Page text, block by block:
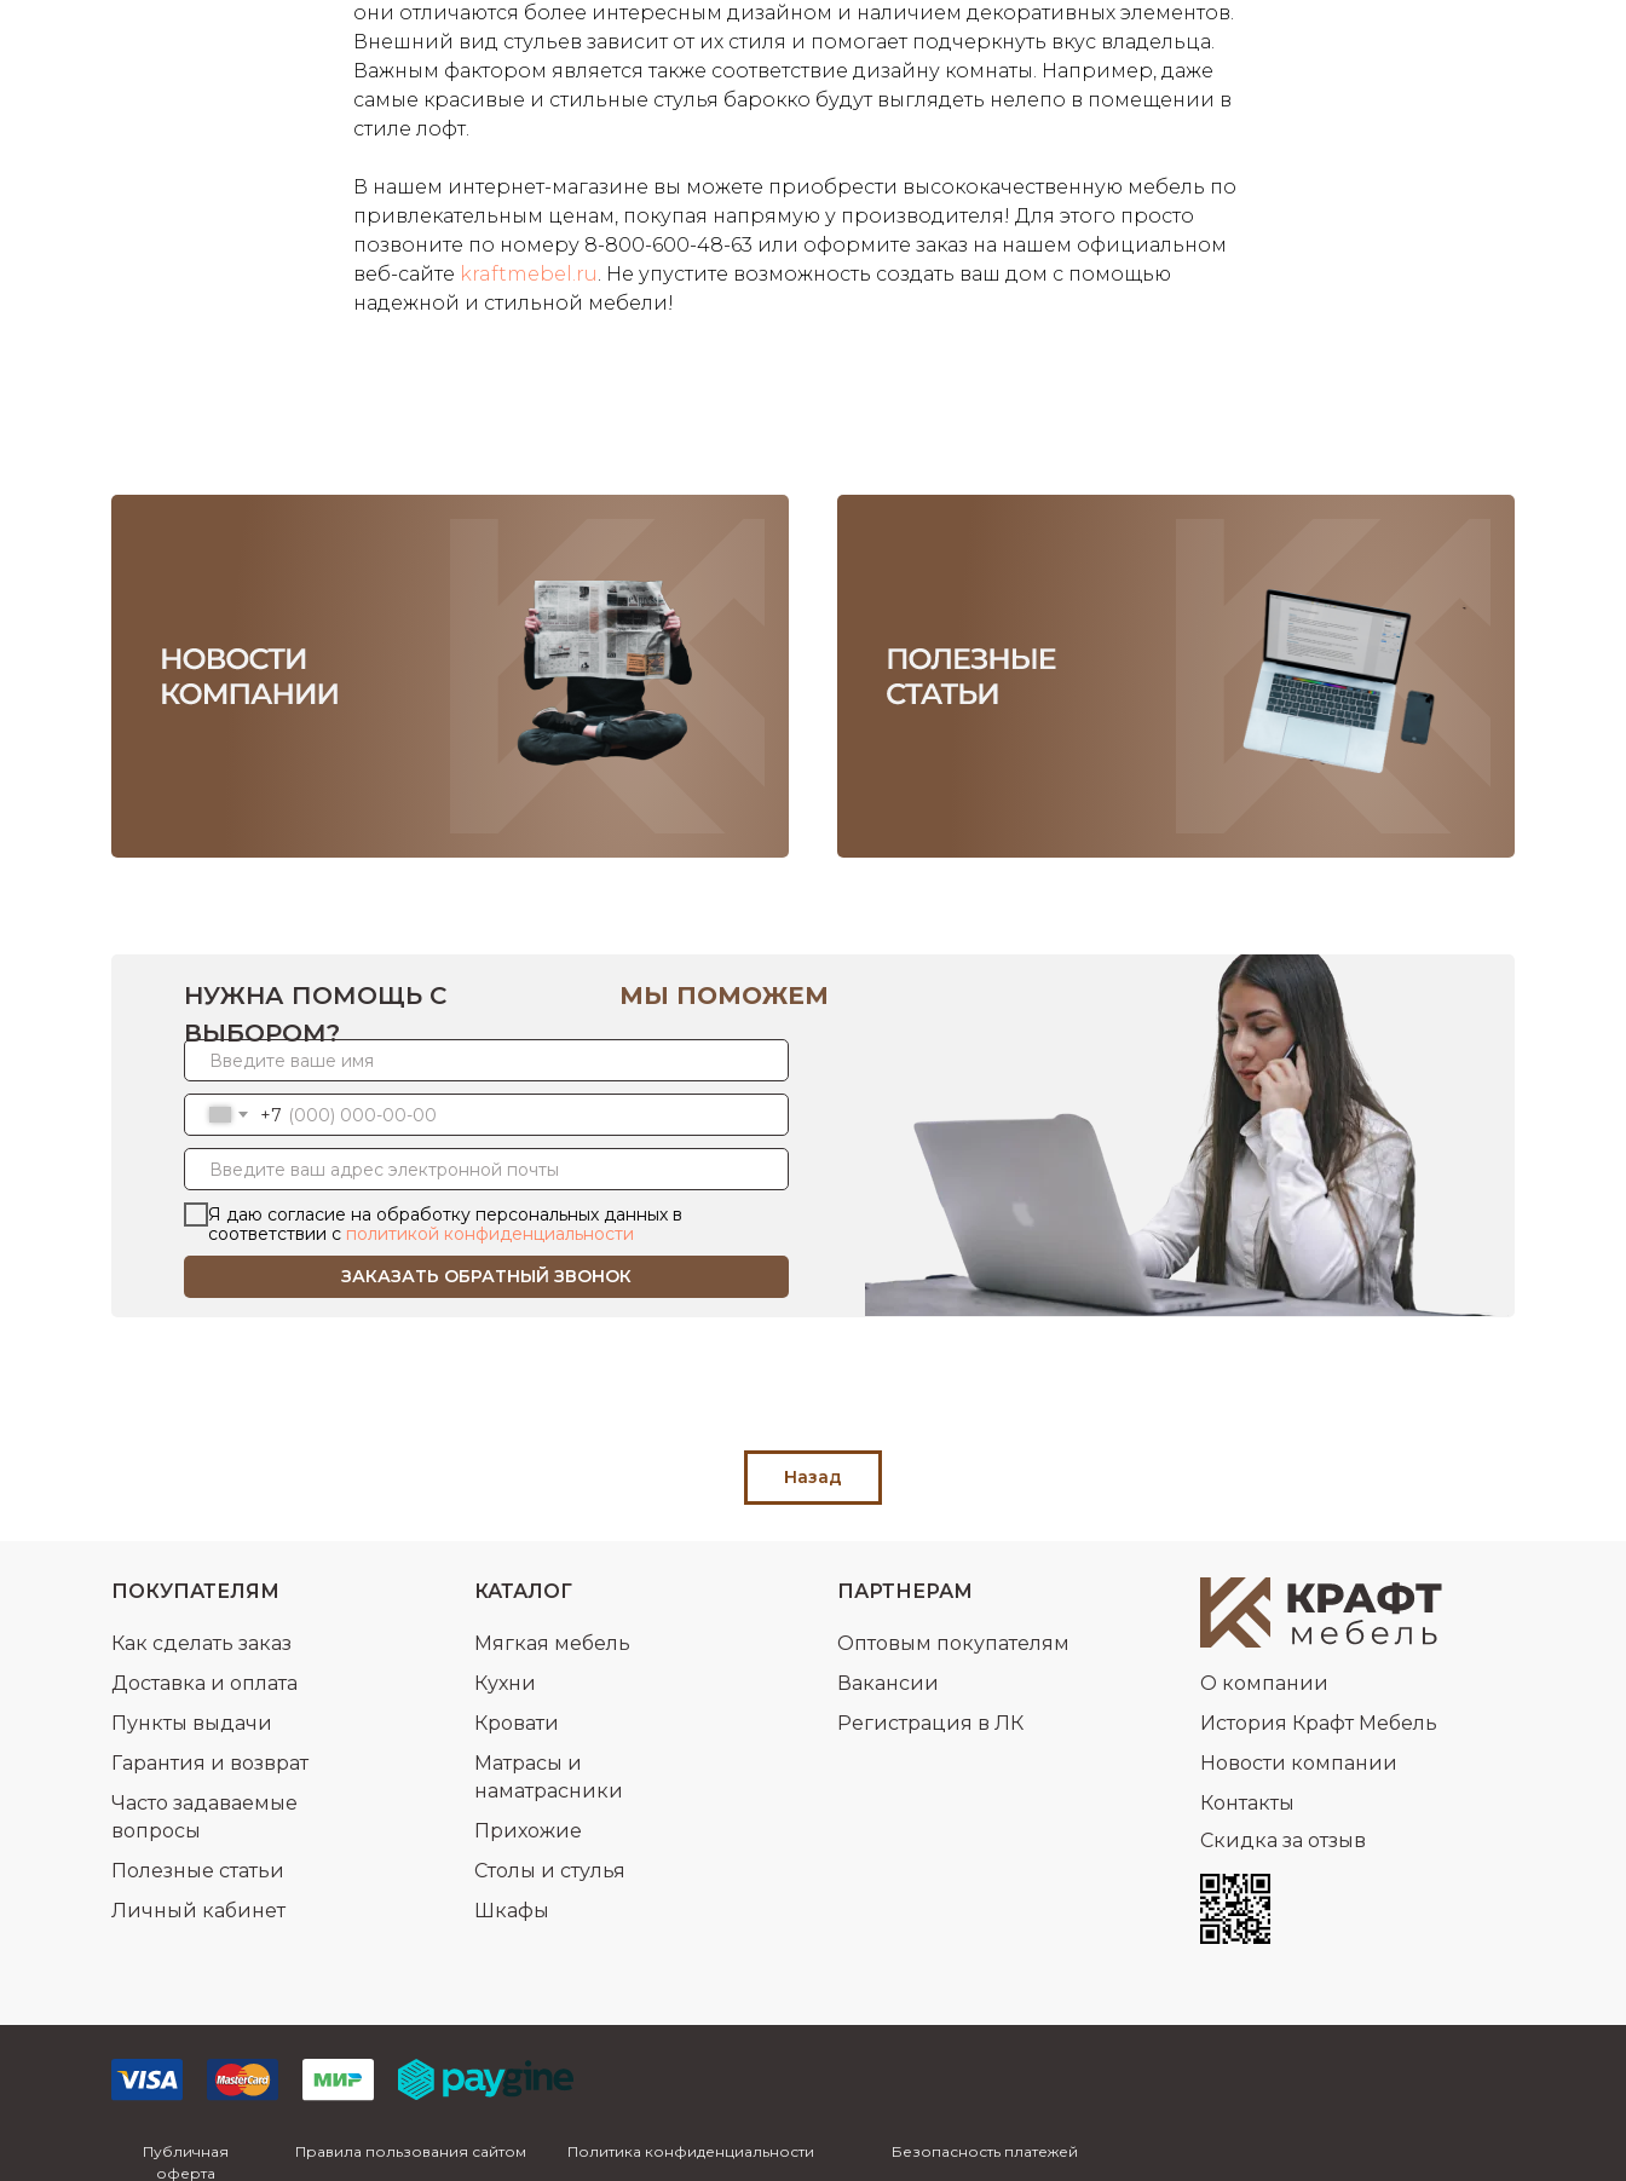
они отличаются более интересным дизайном и наличием декоративных элементов.
Внешний вид стульев зависит от их стиля и помогает подчеркнуть вкус владельца.
Важным фактором является также соответствие дизайну комнаты. Например, даже
самые красивые и стильные стулья барокко будут выглядеть нелепо в помещении в
стиле лофт.
В нашем интернет-магазине вы можете приобрести высококачественную мебель по
привлекательным ценам, покупая напрямую у производителя! Для этого просто
позвоните по номеру 8-800-600-48-63 или оформите заказ на нашем официальном
веб-сайте kraftmebel.ru. Не упустите возможность создать ваш дом с помощью
надежной и стильной мебели!
+7
Я даю согласие на обработку персональных данных в
соответствии с политикой конфиденциальности
ЗАКАЗАТЬ ОБРАТНЫЙ ЗВОНОК
НУЖНА ПОМОЩЬ С
ВЫБОРОМ?
МЫ ПОМОЖЕМ
Назад
ПАРТНЕРАМ
Регистрация в ЛК
Оптовым покупателям
Вакансии
КАТАЛОГ
Кухни
Мягкая мебель
Кровати
Матрасы и
наматрасники
Прихожие
Столы и стулья
Шкафы
ПОКУПАТЕЛЯМ
Доставка и оплата
Часто задаваемые
вопросы
Гарантия и возврат
Полезные статьи
Пункты выдачи
Как сделать заказ
Личный кабинет
О компании
История Крафт Мебель
Новости компании
Контакты
Скидка за отзыв
Публичная
оферта
Правила пользования сайтом Политика конфиденциальности Безопасность платежей